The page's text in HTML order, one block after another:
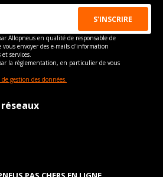
Allopneus en qualité de responsable de
envoyer des e-mails d'information
services.
la règlementation, en particulier de vous
gestion des données.